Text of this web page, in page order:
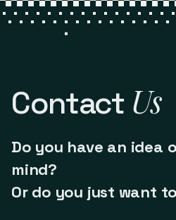
Contact Us
Do you have an idea
mind?
Or do you just want